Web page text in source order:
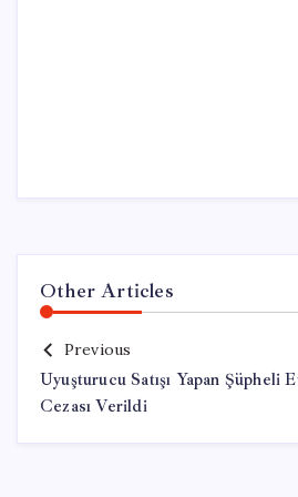
Other Articles
Previous
Uyuşturucu Satışı Yapan Şüpheli
Cezası Verildi